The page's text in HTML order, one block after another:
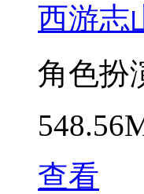
西游志
角色扮
查看